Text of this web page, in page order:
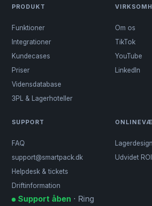
PRODUKT
Funktioner
Integrationer
Kundecases
Priser
Vidensdatabase
3PL & Lagerhoteller
Om os
TikTok
YouTube
LinkedIn
SUPPORT
FAQ
support@smartpack.dk
Helpdesk & tickets
Driftinformation
Support åben · Ring
Udvidet